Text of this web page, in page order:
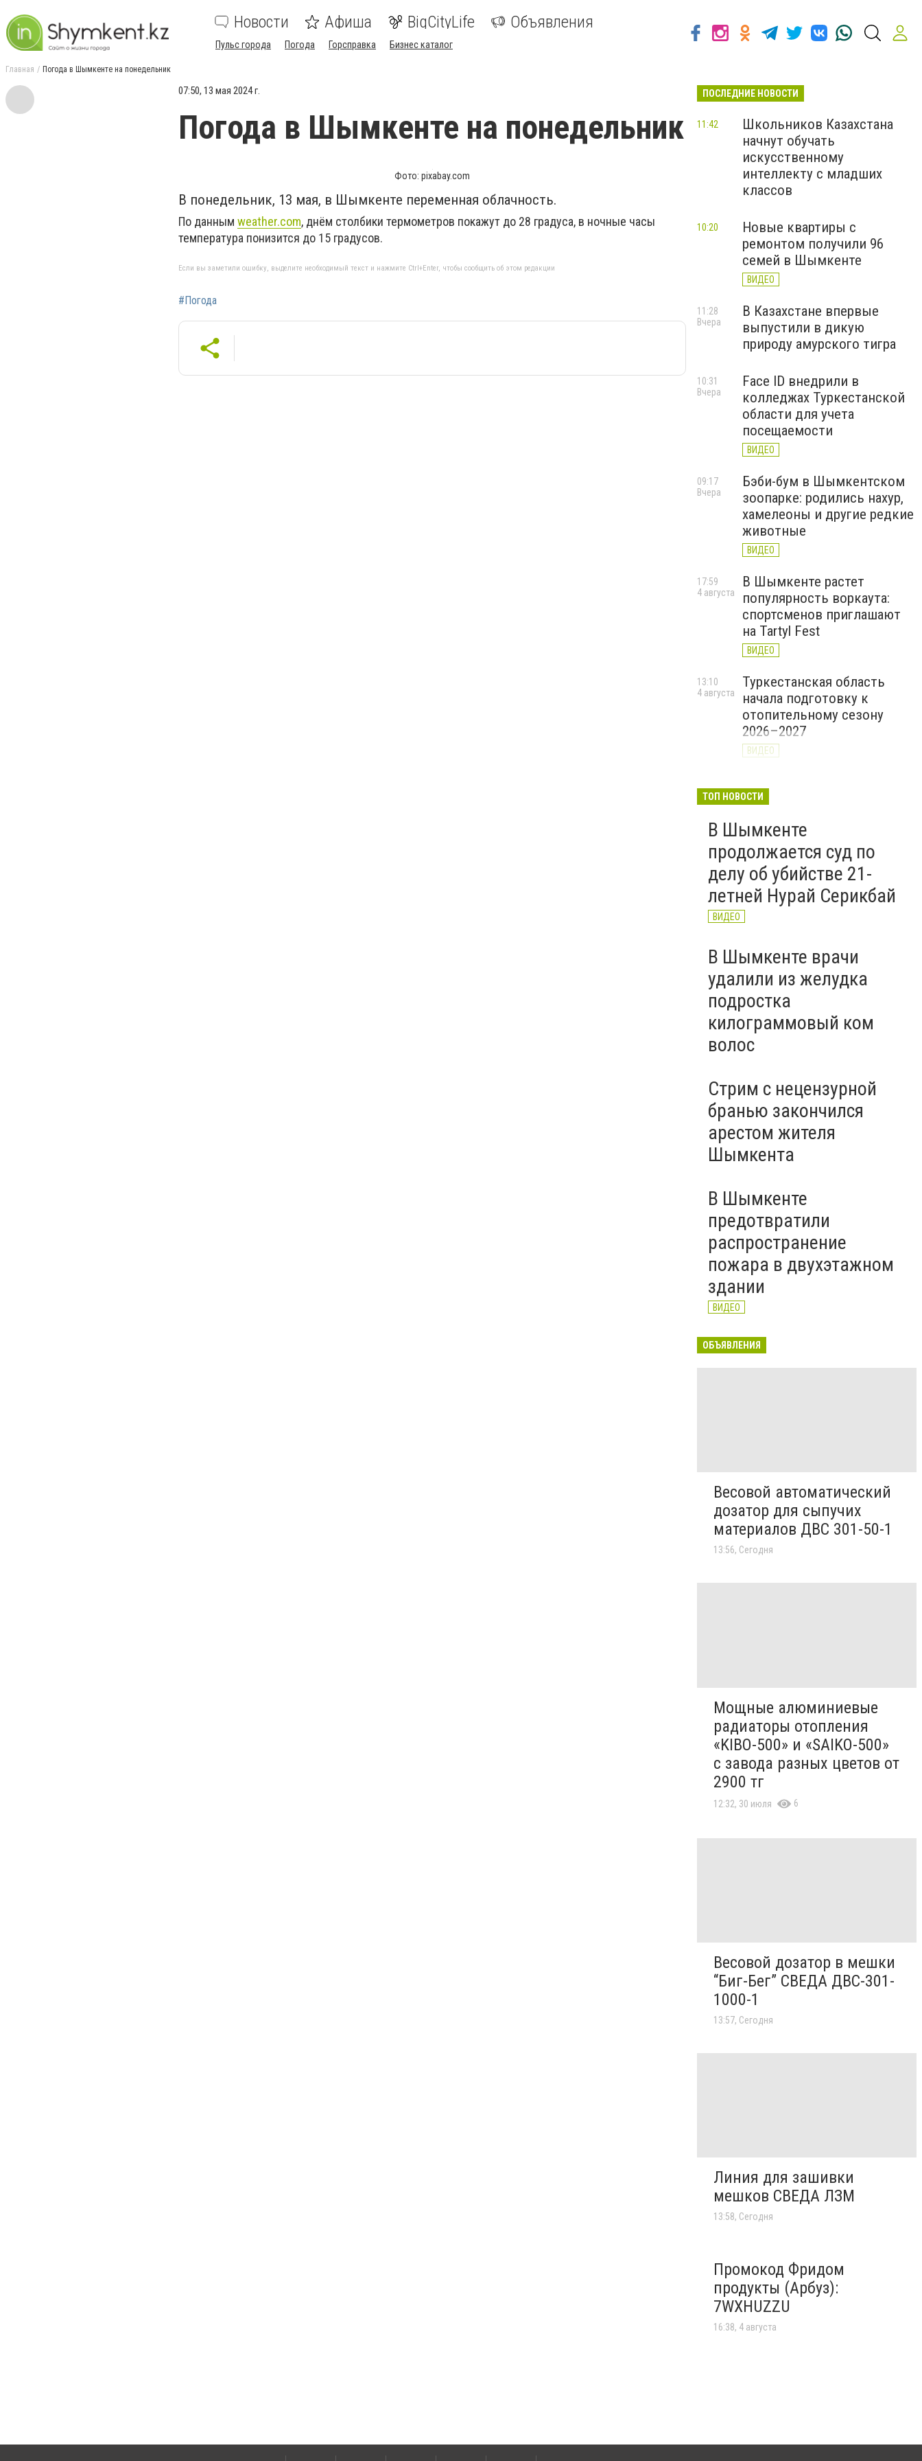
Новости Афиша BigCityLife Объявления
Пульс города Погода Горсправка Бизнес каталог
Главная Погода в Шымкенте на понедельник
07:50, 13 мая 2024 г.
Погода в Шымкенте на понедельник
Фото: pixabay.com
В понедельник, 13 мая, в Шымкенте переменная облачность.
По данным weather.com, днём столбики термометров покажут до 28 градуса, в ночные часы
температура понизится до 15 градусов.
Если вы заметили ошибку, выделите необходимый текст и нажмите Ctrl+Enter, чтобы сообщить об этом редакции
#Погода
ПОСЛЕДНИЕ НОВОСТИ
Школьников Казахстана
начнут обучать
искусственному
интеллекту с младших
классов
11:42
Новые квартиры с
ремонтом получили 96
семей в Шымкенте
ВИДЕО
10:20
В Казахстане впервые
выпустили в дикую
природу амурского тигра
11:28
Вчера
Face ID внедрили в
колледжах Туркестанской
области для учета
посещаемости
ВИДЕО
10:31
Вчера
Бэби-бум в Шымкентском
зоопарке: родились нахур,
хамелеоны и другие редкие
животные
ВИДЕО
09:17
Вчера
В Шымкенте растет
популярность воркаута:
спортсменов приглашают
на Tartyl Fest
ВИДЕО
17:59
4 августа
Туркестанская область
начала подготовку к
отопительному сезону
2026–2027
ВИДЕО
13:10
4 августа
Туркестанскую область
шквал
4 августа
ТОП НОВОСТИ
В Шымкенте
продолжается суд по
делу об убийстве 21-
летней Нурай Серикбай
ВИДЕО
В Шымкенте врачи
удалили из желудка
подростка
килограммовый ком
волос
Стрим с нецензурной
бранью закончился
арестом жителя
Шымкента
В Шымкенте
предотвратили
распространение
пожара в двухэтажном
здании
ВИДЕО
ОБЪЯВЛЕНИЯ
Весовой автоматический
дозатор для сыпучих
материалов ДВС 301-50-1
13:56, Сегодня
Мощные алюминиевые
радиаторы отопления
«KIBO-500» и «SAIKO-500»
с завода разных цветов от
2900 тг
12:32, 30 июля 6
Весовой дозатор в мешки
“Биг-Бег” СВЕДА ДВС-301-
1000-1
13:57, Сегодня
Линия для зашивки
мешков СВЕДА ЛЗМ
13:58, Сегодня
Промокод Фридом
продукты (Арбуз):
7WXHUZZU
16:38, 4 августа